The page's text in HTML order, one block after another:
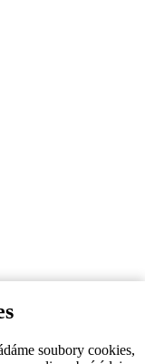
soubory cookies,